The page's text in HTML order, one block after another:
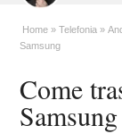
Home Telefonia
Samsung
Come
Samsung